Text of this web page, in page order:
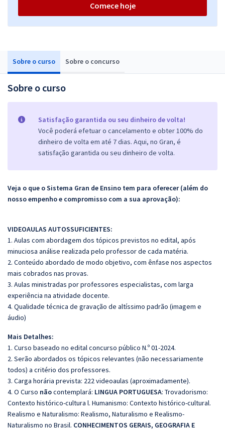
Sobre o curso Sobre o concurso
Sobre o curso
Satisfação garantida ou seu dinheiro de volta!
Você poderá efetuar o cancelamento e obter 100% do
dinheiro de volta em até 7 dias. Aqui, no Gran, é
satisfação garantida ou seu dinheiro de volta.
Veja o que o Sistema Gran de Ensino tem para oferecer (além do
nosso empenho e compromisso com a sua aprovação):
VIDEOAULAS AUTOSSUFICIENTES:
1. Aulas com abordagem dos tópicos previstos no edital, após
minuciosa análise realizada pelo professor de cada matéria.
2. Conteúdo abordado de modo objetivo, com ênfase nos aspectos
mais cobrados nas provas.
3. Aulas ministradas por professores especialistas, com larga
experiência na atividade docente.
4. Qualidade técnica de gravação de altíssimo padrão (imagem e
áudio)
Mais Detalhes:
1. Curso baseado no edital concurso público N.º 01-2024.
2. Serão abordados os tópicos relevantes (não necessariamente
todos) a critério dos professores.
3. Carga horária prevista: 222 videoaulas (aproximadamente).
4. O Curso nãocontemplará: LINGUA PORTUGUESA: Trovadorismo:
Contexto histórico-cultura l. Humanismo: Contexto histórico-cultural.
Realismo e Naturalismo: Realismo, Naturalismo e Realismo-
Naturalismo no Brasil. CONHECIMENTOS GERAIS, GEOGRAFIA E
Comece hoje